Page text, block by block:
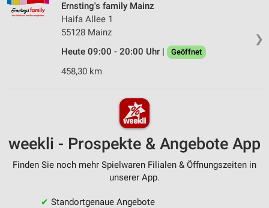
❯
Ernsting's family Mainz
Haifa Allee 1
55128 Mainz
Heute 09:00 - 20:00 Uhr |
Geöffnet
458,30 km
weekli - Prospekte & Angebote App
Finden Sie noch mehr Spielwaren Filialen & Öffnungszeiten in
unserer App.
✔ Standortgenaue Angebote